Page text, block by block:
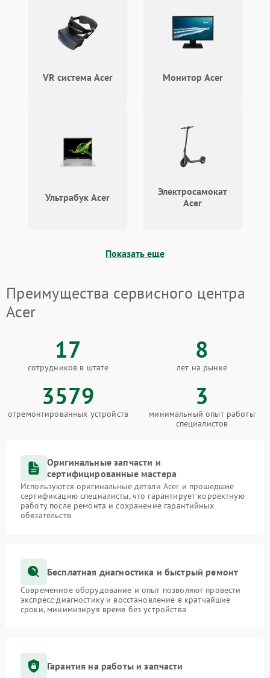
VR система Acer Монитор Acer
Ультрабук Acer
Электросамокат
Acer
Показать еще
Преимущества сервисного центра
Acer
17
сотрудников в штате
8
лет на рынке
3579
отремонтированных устройств
3
минимальный опыт работы
специалистов
Оригинальные запчасти и
сертифицированные мастера
Используются оригинальные детали Acer и прошедшие
сертификацию специалисты, что гарантирует корректную
работу после ремонта и сохранение гарантийных
обязательств
Бесплатная диагностика и быстрый ремонт
Современное оборудование и опыт позволяют провести
экспресс-диагностику и восстановление в кратчайшие
сроки, минимизируя время без устройства
Гарантия на работы и запчасти